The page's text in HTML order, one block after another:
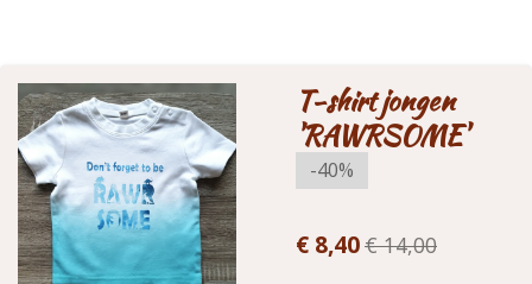
T-shirt jongen
'RAWRSOME'
-40%
€ 8,40€ 14,00